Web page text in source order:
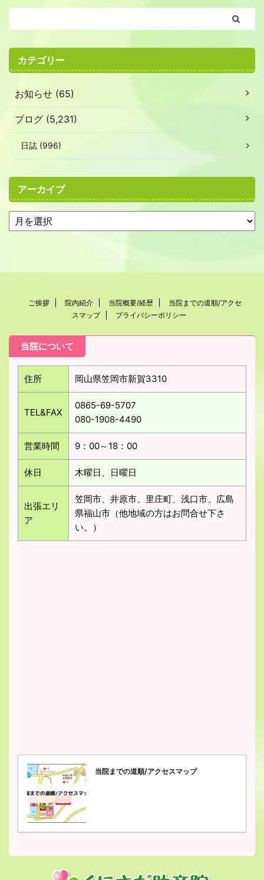
カテゴリー
お知らせ (65)
ブログ (5,231)
日誌 (996)
アーカイブ
ご挨拶 院内紹介 当院概要/経歴
当院までの道順/アクセ
スマップ
プライバシーポリシー
当院について
住所 岡山県笠岡市新賀3310
TEL&FAX
0865-69-5707
080-1908-4490
営業時間 9：00～18：00
休日 木曜日、日曜日
出張エリ
ア
笠岡市、井原市、里庄町、浅口市、広島
県福山市（他地域の方はお問合せ下さ
い。）
当院までの道順/アクセスマップ